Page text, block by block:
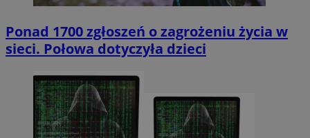
Ponad 1700 zgłoszeń o zagrożeniu życia w
sieci. Połowa dotyczyła dzieci